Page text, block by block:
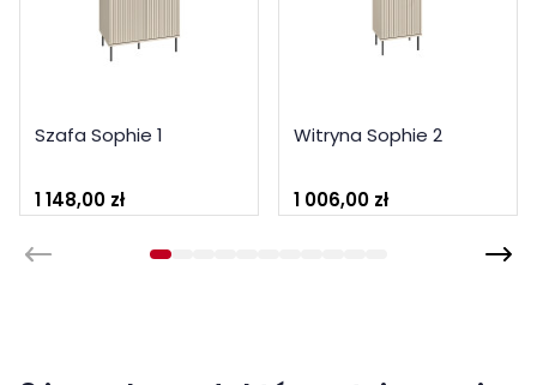
Szafa Sophie 1
1 148,00 zł
Witryna Sophie 2
1 006,00 zł